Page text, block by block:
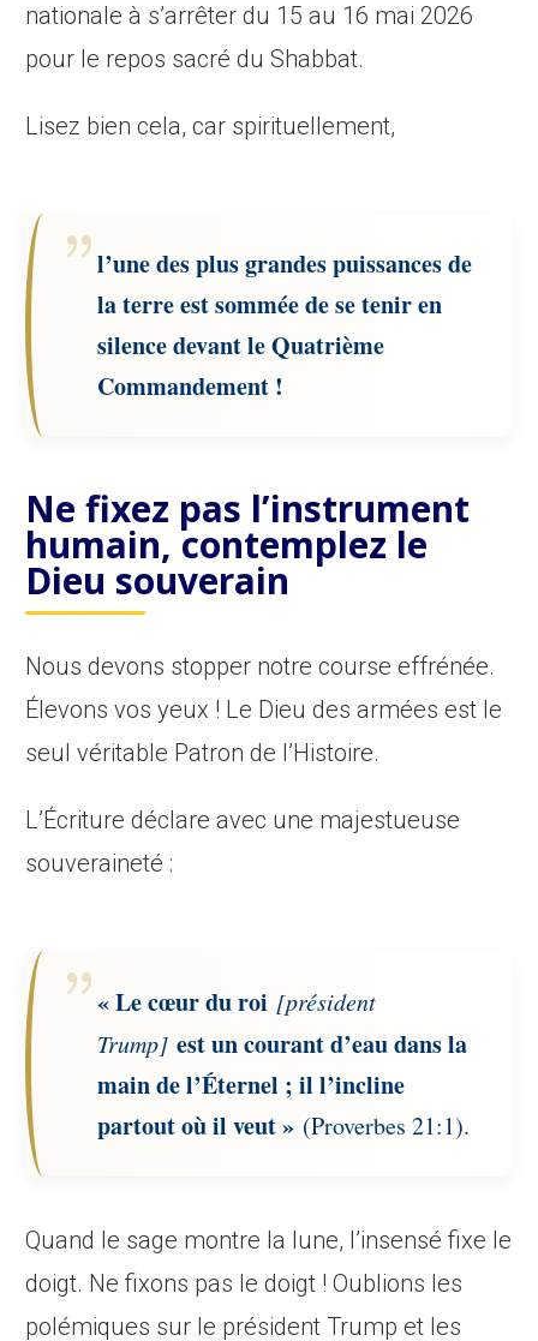
nationale à s’arrêter du 15 au 16 mai 2026
pour le repos sacré du Shabbat.
Lisez bien cela, car spirituellement,
l’une des plus grandes puissances de
la terre est sommée de se tenir en
silence devant le Quatrième
Commandement !
Ne fixez pas l’instrument
humain, contemplez le
Dieu souverain
Nous devons stopper notre course effrénée.
Élevons vos yeux ! Le Dieu des armées est le
seul véritable Patron de l’Histoire.
L’Écriture déclare avec une majestueuse
souveraineté :
« Le cœur du roi [président
Trump] est un courant d’eau dans la
main de l’Éternel ; il l’incline
partout où il veut » (Proverbes 21:1).
Quand le sage montre la lune, l’insensé fixe le
doigt. Ne fixons pas le doigt ! Oublions les
polémiques sur le président Trump et les